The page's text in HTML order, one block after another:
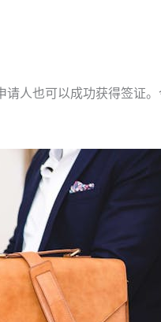
人也可以成功获得签证